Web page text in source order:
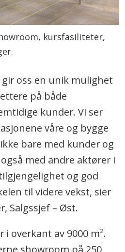
kursfasiliteter,
oss en unik mulighet
på både
kunder. Vi ser
våre og bygge
bare med kunder og
med andre aktører i
og god
til videre vekst, sier
Salgssjef – Øst.
i overkant av 9000 m².
showroom på 250